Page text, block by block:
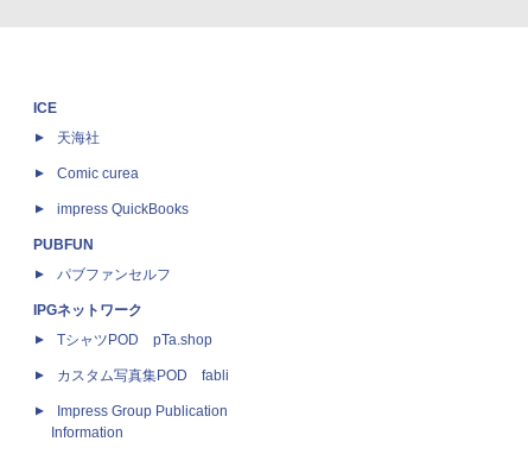
ICE
天海社
Comic curea
impress QuickBooks
PUBFUN
パブファンセルフ
IPGネットワーク
TシャツPOD pTa.shop
カスタム写真集POD fabli
Impress Group Publication
Information